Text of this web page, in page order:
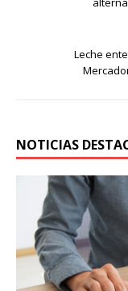
Leche
NOTICIAS